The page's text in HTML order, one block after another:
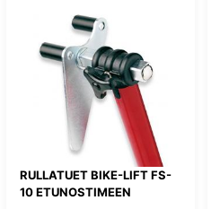
RULLATUET BIKE-LIFT FS-
10 ETUNOSTIMEEN